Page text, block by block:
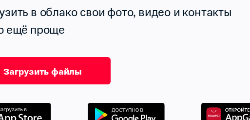
в облакосвои фото, видео и контакты
ещё проще
Загрузить файлы